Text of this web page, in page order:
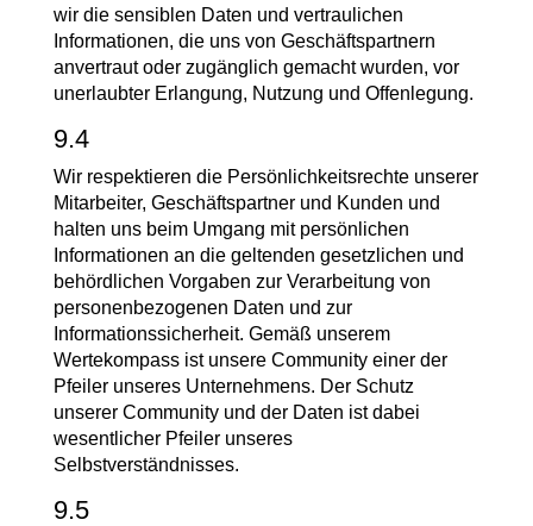
wir die sensiblen Daten und vertraulichen
Informationen, die uns von Geschäftspartnern
anvertraut oder zugänglich gemacht wurden, vor
unerlaubter Erlangung, Nutzung und Offenlegung.
9.4
Wir respektieren die Persönlichkeitsrechte unserer
Mitarbeiter, Geschäftspartner und Kunden und
halten uns beim Umgang mit persönlichen
Informationen an die geltenden gesetzlichen und
behördlichen Vorgaben zur Verarbeitung von
personenbezogenen Daten und zur
Informationssicherheit. Gemäß unserem
Wertekompass ist unsere Community einer der
Pfeiler unseres Unternehmens. Der Schutz
unserer Community und der Daten ist dabei
wesentlicher Pfeiler unseres
Selbstverständnisses.
9.5